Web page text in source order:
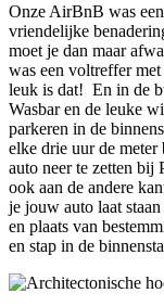
Onze AirBnB was
vriendelijke
moet je dan maar
was een voltreffer
leuk is dat! En in de
Wasbar en de leuke
parkeren in de
elke drie uur de
auto neer te zetten
ook aan de andere
je jouw auto laat
en plaats van
en stap in de